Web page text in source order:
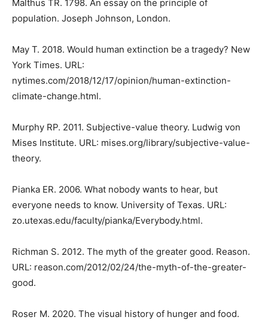
Malthus TR. 1798. An essay on the principle of
population. Joseph Johnson, London.
May T. 2018. Would human extinction be a tragedy? New
York Times. URL:
nytimes.com/2018/12/17/opinion/human-extinction-
climate-change.html.
Murphy RP. 2011. Subjective-value theory. Ludwig von
Mises Institute. URL: mises.org/library/subjective-value-
theory.
Pianka ER. 2006. What nobody wants to hear, but
everyone needs to know. University of Texas. URL:
zo.utexas.edu/faculty/pianka/Everybody.html.
Richman S. 2012. The myth of the greater good. Reason.
URL: reason.com/2012/02/24/the-myth-of-the-greater-
good.
Roser M. 2020. The visual history of hunger and food.